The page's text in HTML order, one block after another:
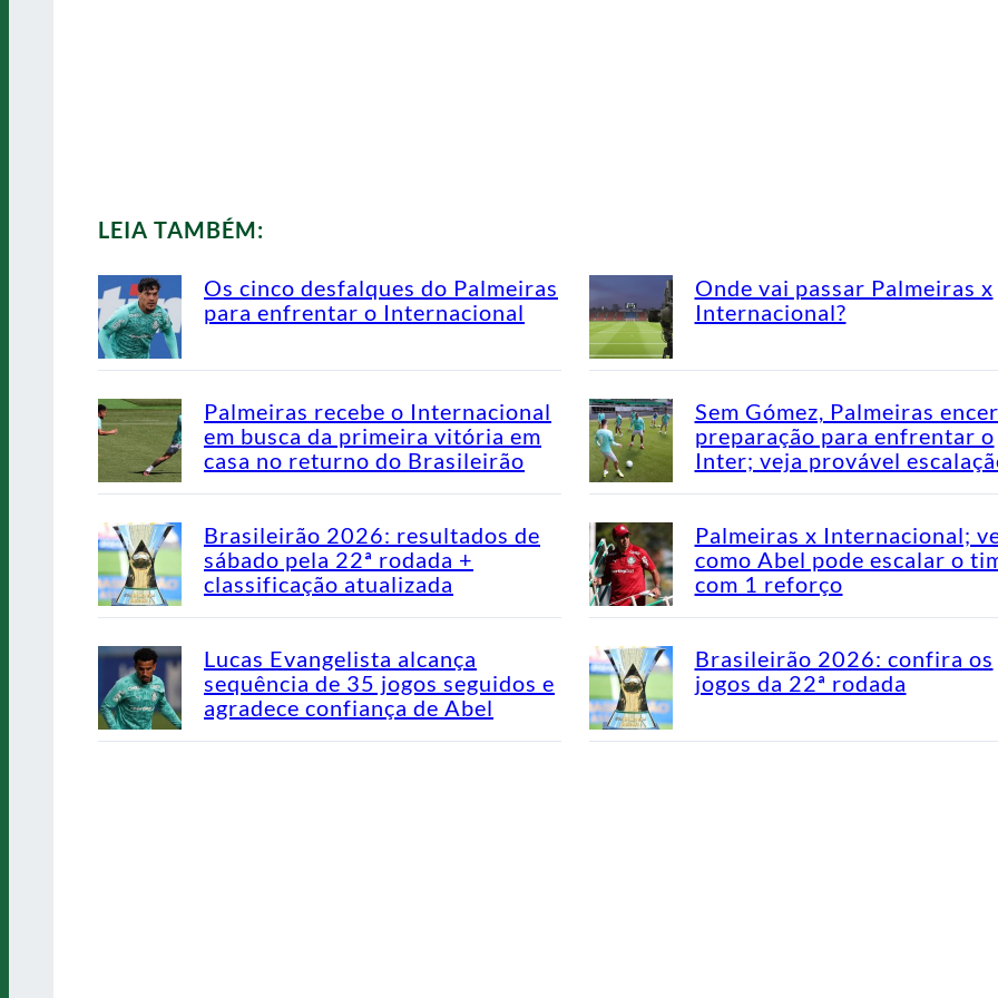
LEIA TAMBÉM:
Os cinco desfalques do Palmeiras
para enfrentar o Internacional
Onde vai passar Palmeiras x
Internacional?
Palmeiras recebe o Internacional
em busca da primeira vitória em
casa no returno do Brasileirão
Sem Gómez, Palmeiras
preparação para enfrentar o
Inter; veja provável
Brasileirão 2026: resultados de
sábado pela 22ª rodada +
classificação atualizada
Palmeiras x Internacional;
como Abel pode escalar o
com 1 reforço
Lucas Evangelista alcança
sequência de 35 jogos seguidos e
agradece confiança de Abel
Brasileirão 2026: confira os
jogos da 22ª rodada